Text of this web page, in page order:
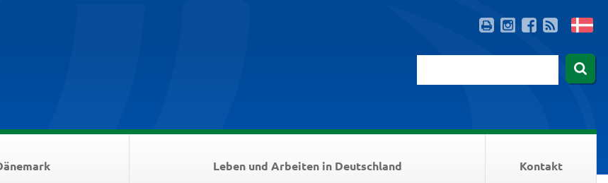
Leben und Arbeiten in Deutschland Kontakt